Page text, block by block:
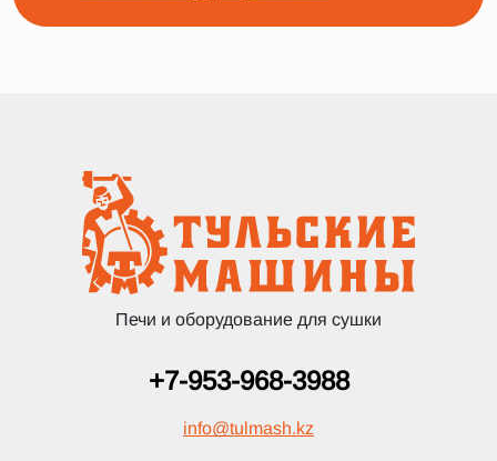
Печи и оборудование для сушки
+7-953-968-3988
info@tulmash.kz